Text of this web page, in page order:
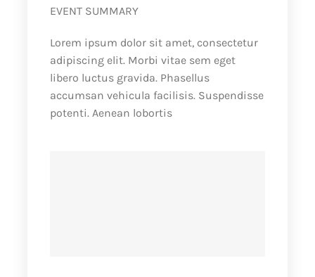
EVENT SUMMARY
Lorem ipsum dolor sit amet, consectetur
adipiscing elit. Morbi vitae sem eget
libero luctus gravida. Phasellus
accumsan vehicula facilisis. Suspendisse
potenti. Aenean lobortis